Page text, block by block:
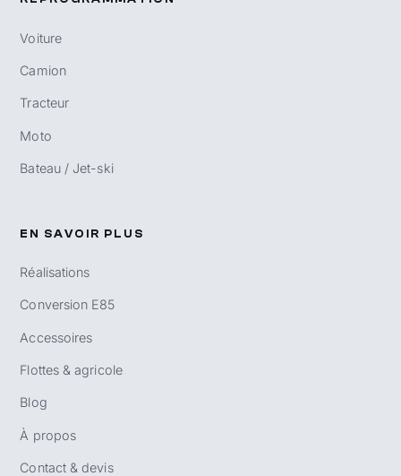
Voiture
Camion
Tracteur
Moto
Bateau / Jet-ski
EN SAVOIR PLUS
Réalisations
Conversion E85
Accessoires
Flottes & agricole
Blog
À propos
Contact & devis